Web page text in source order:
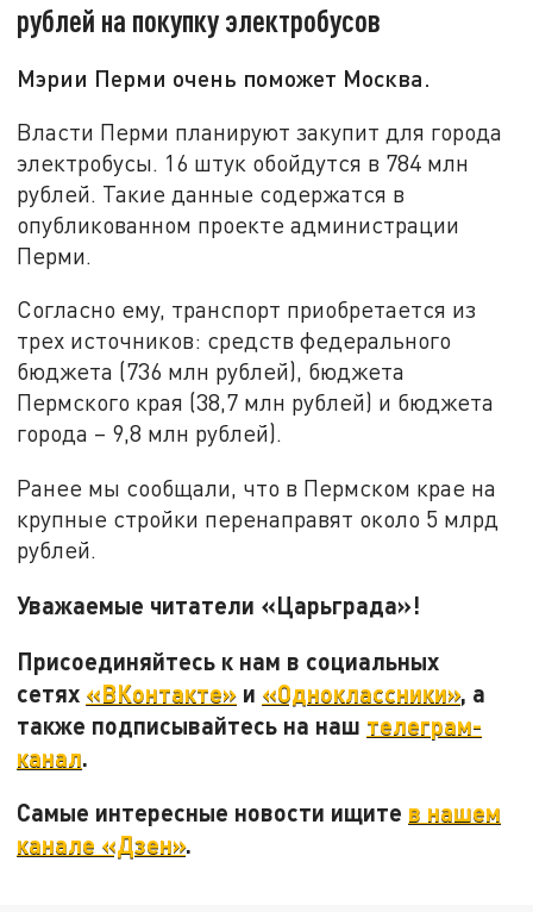
рублей на покупку электробусов
Мэрии Перми очень поможет Москва.
Власти Перми планируют закупит для города
электробусы. 16 штук обойдутся в 784 млн
рублей. Такие данные содержатся в
опубликованном проекте администрации
Перми.
Согласно ему, транспорт приобретается из
трех источников: средств федерального
бюджета (736 млн рублей), бюджета
Пермского края (38,7 млн рублей) и бюджета
города – 9,8 млн рублей).
Ранее мы сообщали, что в Пермском крае на
крупные стройки перенаправят около 5 млрд
рублей.
Уважаемые читатели «Царьграда»!
Присоединяйтесь к нам в социальных
сетях «ВКонтакте» и «Одноклассники», а
также подписывайтесь на наш телеграм-
канал.
Самые интересные новости ищите в нашем
канале «Дзен».